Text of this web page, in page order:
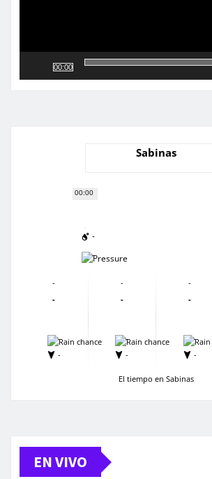
00:00
00:00
Sabinas
-
-
-
-
-
-
-
-
-
-
-
-
-
-
El tiempo en Sabinas
EN VIVO